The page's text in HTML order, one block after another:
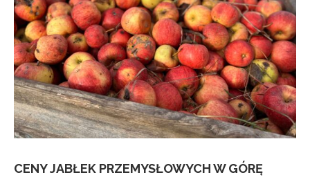
CENY JABŁEK PRZEMYSŁOWYCH W GÓRĘ